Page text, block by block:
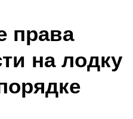
права
на лодку